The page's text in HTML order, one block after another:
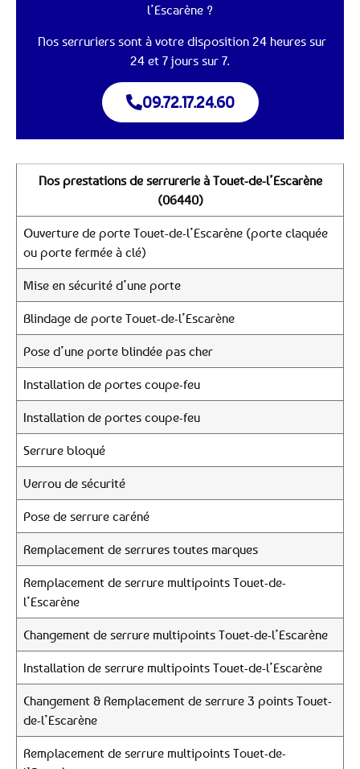
l’Escarène ?
Nos serruriers sont à votre disposition 24 heures sur
24 et 7 jours sur 7.
09.72.17.24.60
Nos prestations de serrurerie à Touet-de-l’Escarène
(06440)
Ouverture de porte Touet-de-l’Escarène (porte claquée
ou porte fermée à clé)
Mise en sécurité d’une porte
Blindage de porte Touet-de-l’Escarène
Pose d’une porte blindée pas cher
Installation de portes coupe-feu
Installation de portes coupe-feu
Serrure bloqué
Verrou de sécurité
Pose de serrure caréné
Remplacement de serrures toutes marques
Remplacement de serrure multipoints Touet-de-
l’Escarène
Changement de serrure multipoints Touet-de-l’Escarène
Installation de serrure multipoints Touet-de-l’Escarène
Changement & Remplacement de serrure 3 points Touet-
de-l’Escarène
Remplacement de serrure multipoints Touet-de-